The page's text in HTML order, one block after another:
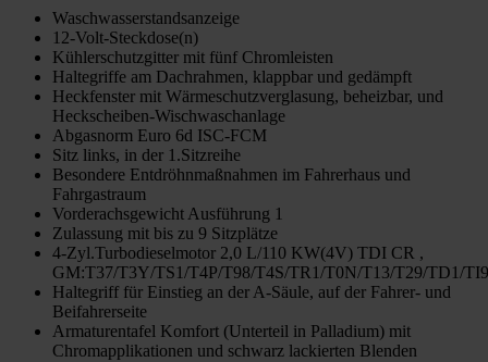
Waschwasserstandsanzeige
12-Volt-Steckdose(n)
Kühlerschutzgitter mit fünf Chromleisten
Haltegriffe am Dachrahmen, klappbar und gedämpft
Heckfenster mit Wärmeschutzverglasung, beheizbar, und
Heckscheiben-Wischwaschanlage
Abgasnorm Euro 6d ISC-FCM
Sitz links, in der 1.Sitzreihe
Besondere Entdröhnmaßnahmen im Fahrerhaus und
Fahrgastraum
Vorderachsgewicht Ausführung 1
Zulassung mit bis zu 9 Sitzplätze
4-Zyl.Turbodieselmotor 2,0 L/110 KW(4V) TDI CR ,
GM:T37/T3Y/TS1/T4P/T98/T4S/TR1/T0N/T13/T29/TD1/
Haltegriff für Einstieg an der A-Säule, auf der Fahrer- und
Beifahrerseite
Armaturentafel Komfort (Unterteil in Palladium) mit
Chromapplikationen und schwarz lackierten Blenden